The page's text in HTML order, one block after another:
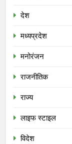
देश
मध्‍यप्रदेश
मनोरंजन
राजनीतिक
राज्य
लाइफ स्टाइल
विदेश